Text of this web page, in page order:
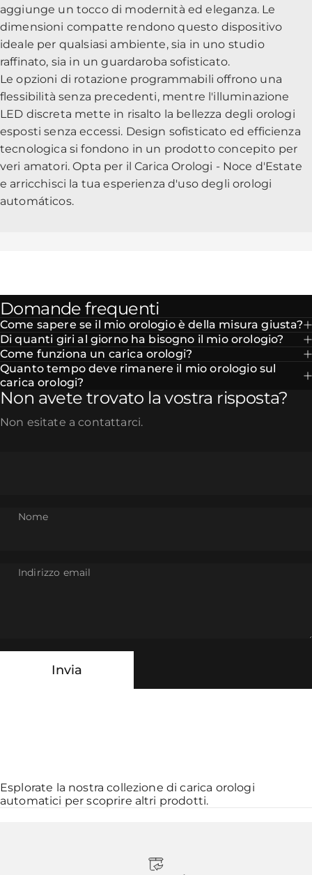
aggiunge un tocco di modernità ed eleganza. Le
dimensioni compatte rendono questo dispositivo
ideale per qualsiasi ambiente, sia in uno studio
raffinato, sia in un guardaroba sofisticato.
Le opzioni di rotazione programmabili offrono una
flessibilità senza precedenti, mentre l'illuminazione
LED discreta mette in risalto la bellezza degli orologi
esposti senza eccessi. Design sofisticato ed efficienza
tecnologica si fondono in un prodotto concepito per
veri amatori. Opta per il Carica Orologi - Noce d'Estate
e arricchisci la tua esperienza d'uso degli orologi
automáticos.
Domande frequenti
Come sapere se il mio orologio è della misura giusta?
Di quanti giri al giorno ha bisogno il mio orologio?
Come funziona un carica orologi?
Quanto tempo deve rimanere il mio orologio sul
carica orologi?
Non avete trovato la vostra risposta?
Non esitate a contattarci.
Nome
Indirizzo email
Invia
Esplorate la nostra collezione dicarica orologi
automatici per scoprire altri prodotti.